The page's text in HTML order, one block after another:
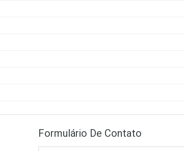
Formulário De Contato